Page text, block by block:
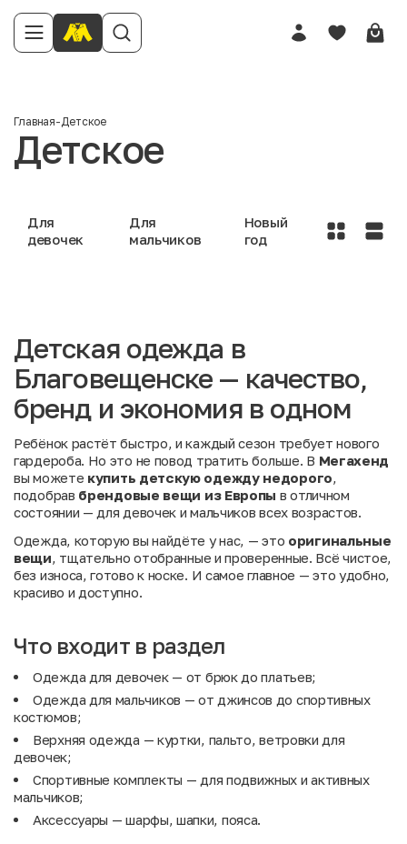
Главная-Детское
Детское
Для
девочек
Для
мальчиков
Новый
год
Детская одежда в
Благовещенске — качество,
бренд и экономия в одном
Ребёнок растёт быстро, и каждый сезон требует нового
гардероба. Но это не повод тратить больше. В Мегахенд
вы можете купить детскую одежду недорого,
подобрав брендовые вещи из Европы в отличном
состоянии — для девочек и мальчиков всех возрастов.
Одежда, которую вы найдёте у нас, — это оригинальные
вещи, тщательно отобранные и проверенные. Всё чистое,
без износа, готово к носке. И самое главное — это удобно,
красиво и доступно.
Что входит в раздел
Одежда для девочек— от брюк до платьев;
Одежда для мальчиков — от джинсов до спортивных
костюмов;
Верхняя одежда — куртки, пальто, ветровки для
девочек;
Спортивные комплекты — для подвижных и активных
мальчиков;
Аксессуары — шарфы, шапки, пояса.